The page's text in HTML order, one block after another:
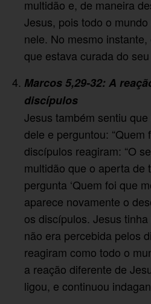
multidão e, de maneira
Jesus, pois todo o
nele. No mesmo
que estava curada do
Marcos 5,29-32: A
discípulos
Jesus também sentiu
dele e perguntou: “Quem
discípulos reagiram: “O
multidão que o aperta de
pergunta ‘Quem foi que
aparece novamente o
os discípulos. Jesus
não era percebida pelos
reagiram como todo o
a reação diferente de
ligou, e continuou